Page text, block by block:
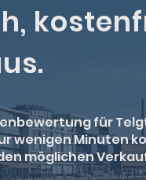
für
wenigen Minuten
möglichen